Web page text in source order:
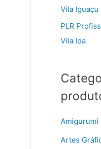
Vila Iguaçu
PLR
Vila Ida
Amigurumi
Artes